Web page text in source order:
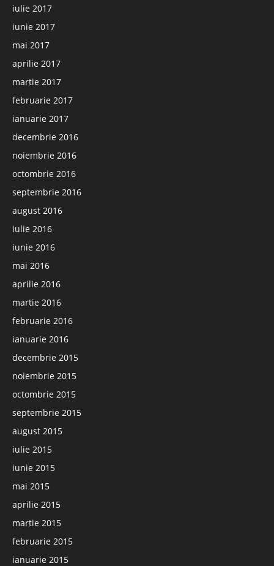
iulie 2017
iunie 2017
mai 2017
aprilie 2017
martie 2017
februarie 2017
ianuarie 2017
decembrie 2016
noiembrie 2016
octombrie 2016
septembrie 2016
august 2016
iulie 2016
iunie 2016
mai 2016
aprilie 2016
martie 2016
februarie 2016
ianuarie 2016
decembrie 2015
noiembrie 2015
octombrie 2015
septembrie 2015
august 2015
iulie 2015
iunie 2015
mai 2015
aprilie 2015
martie 2015
februarie 2015
ianuarie 2015